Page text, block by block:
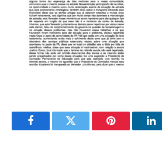
FacebookTwitter Pinterest